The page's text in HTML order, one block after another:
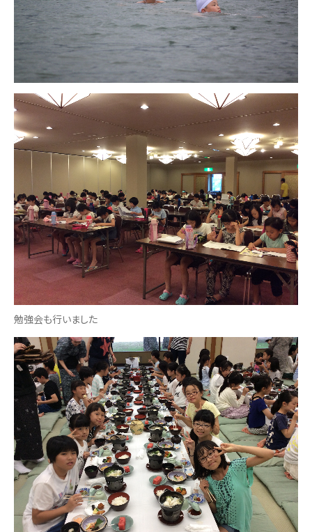
勉強会も行いました